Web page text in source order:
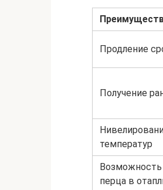
Продление
Получение
температур
перца в